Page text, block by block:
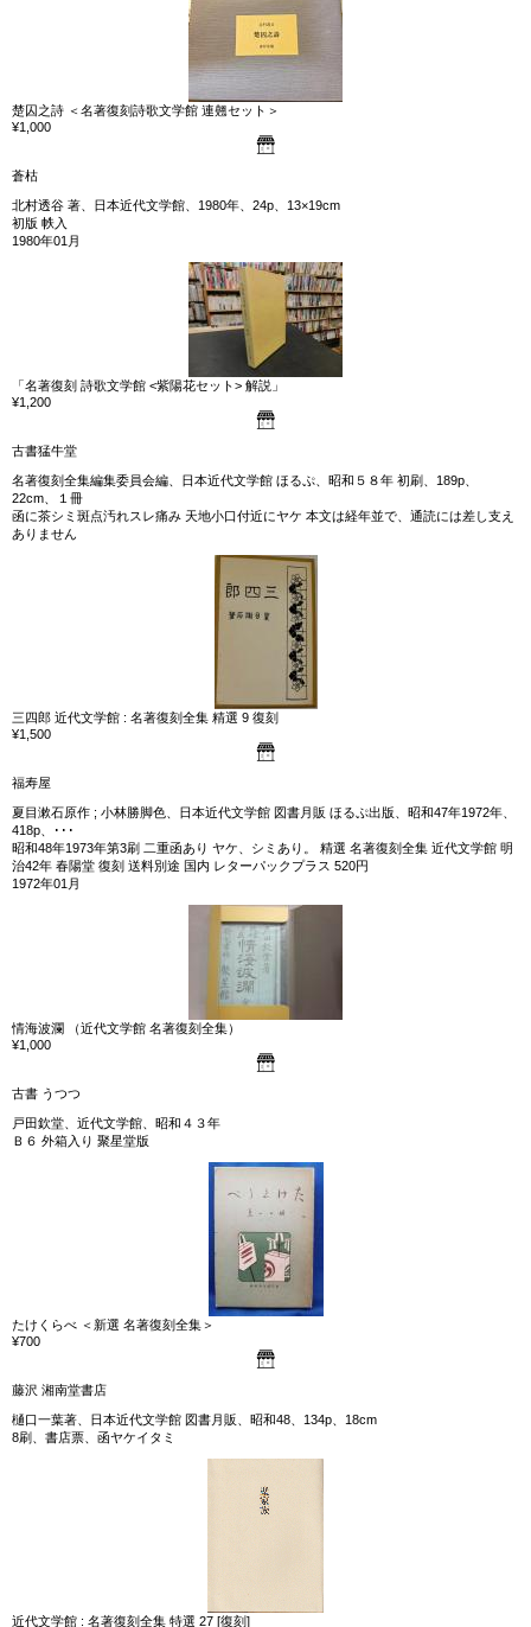
楚囚之詩 ＜名著復刻詩歌文学館 連翹セット＞
¥1,000
蒼枯
北村透谷 著、日本近代文学館、1980年、24p、13×19cm
初版 帙入
1980年01月
「名著復刻 詩歌文学館 <紫陽花セット> 解説」
¥1,200
古書猛牛堂
名著復刻全集編集委員会編、日本近代文学館 ほるぷ、昭和５８年 初刷、189p、
22cm、１冊
函に茶シミ斑点汚れスレ痛み 天地小口付近にヤケ 本文は経年並で、通読には差し支え
ありません
三四郎 近代文学館 : 名著復刻全集 精選 9 復刻
¥1,500
福寿屋
夏目漱石原作 ; 小林勝脚色、日本近代文学館 図書月販 ほるぷ出版、昭和47年1972年、
418p、･･･
昭和48年1973年第3刷 二重函あり ヤケ、シミあり。 精選 名著復刻全集 近代文学館 明
治42年 春陽堂 復刻 送料別途 国内 レターパックプラス 520円
1972年01月
情海波瀾 （近代文学館 名著復刻全集）
¥1,000
古書 うつつ
戸田欽堂、近代文学館、昭和４３年
Ｂ６ 外箱入り 聚星堂版
たけくらべ ＜新選 名著復刻全集＞
¥700
藤沢 湘南堂書店
樋口一葉著、日本近代文学館 図書月販、昭和48、134p、18cm
8刷、書店票、函ヤケイタミ
近代文学館 : 名著復刻全集 特選 27 [復刻]